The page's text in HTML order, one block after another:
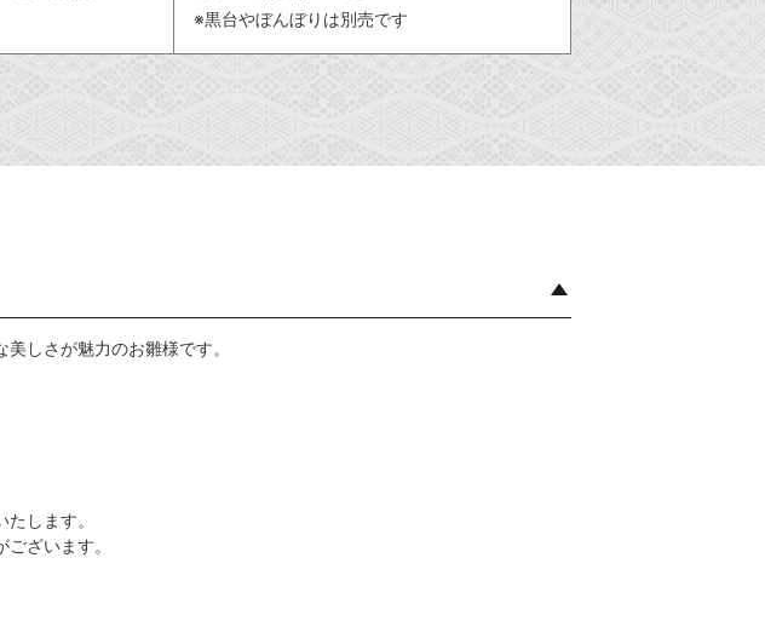
※黒台やぼんぼりは別売です
しさが魅力のお雛様です。
します。
ざいます。